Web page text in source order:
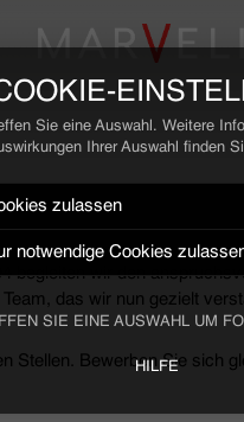
Sie eine Auswahl. Weitere
Ihrer Auswahl finden
zulassen
notwendige Cookies
SIE EINE AUSWAHL UM
HILFE
begleiten wir den
das wir nun gezielt
Stellen. Bewerben Sie sich